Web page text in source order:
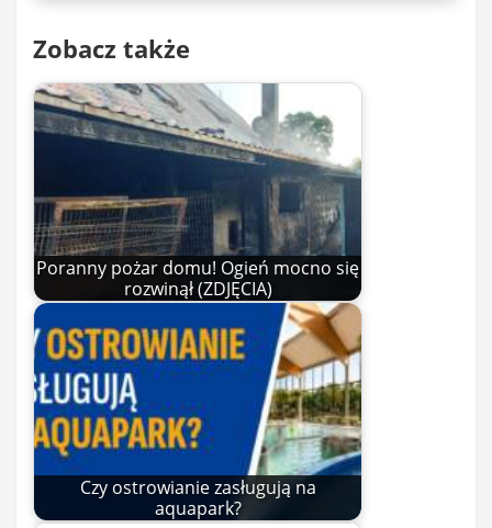
Zobacz także
Poranny pożar domu! Ogień mocno się
rozwinął (ZDJĘCIA)
Czy ostrowianie zasługują na
aquapark?